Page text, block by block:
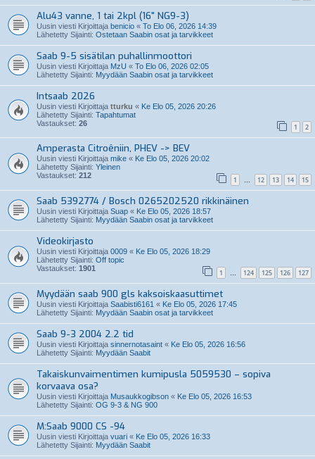
Alu43 vanne, 1 tai 2kpl (16" NG9-3)
Uusin viesti Kirjoittaja benicio « To Elo 06, 2026 14:39
Lähetetty Sijainti: Ostetaan Saabin osat ja tarvikkeet
Saab 9-5 sisätilan puhallinmoottori
Uusin viesti Kirjoittaja MzU « To Elo 06, 2026 02:05
Lähetetty Sijainti: Myydään Saabin osat ja tarvikkeet
Intsaab 2026
Uusin viesti Kirjoittaja tturku « Ke Elo 05, 2026 20:26
Lähetetty Sijainti: Tapahtumat
Vastaukset: 26 1 2
Amperasta Citroêniin, PHEV -> BEV
Uusin viesti Kirjoittaja mike « Ke Elo 05, 2026 20:02
Lähetetty Sijainti: Yleinen
Vastaukset: 212 1 … 12 13 14 15
Saab 5392774 / Bosch 0265202520 rikkinäinen
Uusin viesti Kirjoittaja Suap « Ke Elo 05, 2026 18:57
Lähetetty Sijainti: Myydään Saabin osat ja tarvikkeet
Videokirjasto
Uusin viesti Kirjoittaja 0009 « Ke Elo 05, 2026 18:29
Lähetetty Sijainti: Off topic
Vastaukset: 1901 1 … 124 125 126 127
Myydään saab 900 gls kaksoiskaasuttimet
Uusin viesti Kirjoittaja Saabisti6161 « Ke Elo 05, 2026 17:45
Lähetetty Sijainti: Myydään Saabin osat ja tarvikkeet
Saab 9-3 2004 2.2 tid
Uusin viesti Kirjoittaja sinnernotasaint « Ke Elo 05, 2026 16:56
Lähetetty Sijainti: Myydään Saabit
Takaiskunvaimentimen kumipusla 5059530 – sopiva
korvaava osa?
Uusin viesti Kirjoittaja Musaukkogibson « Ke Elo 05, 2026 16:53
Lähetetty Sijainti: OG 9-3 & NG 900
M:Saab 9000 CS -94
Uusin viesti Kirjoittaja vuari « Ke Elo 05, 2026 16:33
Lähetetty Sijainti: Myydään Saabit